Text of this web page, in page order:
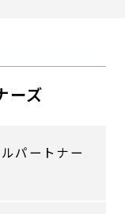
ーズ
パートナー